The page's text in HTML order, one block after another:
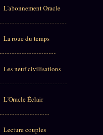
L'abonnement Oracle
La roue du temps
Les neuf civilisations
L'Oracle Éclair
Lecture couples